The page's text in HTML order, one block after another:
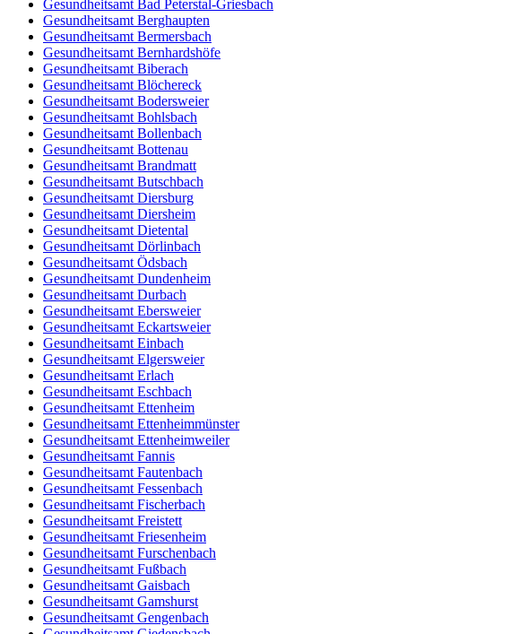
Gesundheitsamt Bad Peterstal-Griesbach
Gesundheitsamt Berghaupten
Gesundheitsamt Bermersbach
Gesundheitsamt Bernhardshöfe
Gesundheitsamt Biberach
Gesundheitsamt Blöchereck
Gesundheitsamt Bodersweier
Gesundheitsamt Bohlsbach
Gesundheitsamt Bollenbach
Gesundheitsamt Bottenau
Gesundheitsamt Brandmatt
Gesundheitsamt Butschbach
Gesundheitsamt Diersburg
Gesundheitsamt Diersheim
Gesundheitsamt Dietental
Gesundheitsamt Dörlinbach
Gesundheitsamt Ödsbach
Gesundheitsamt Dundenheim
Gesundheitsamt Durbach
Gesundheitsamt Ebersweier
Gesundheitsamt Eckartsweier
Gesundheitsamt Einbach
Gesundheitsamt Elgersweier
Gesundheitsamt Erlach
Gesundheitsamt Eschbach
Gesundheitsamt Ettenheim
Gesundheitsamt Ettenheimmünster
Gesundheitsamt Ettenheimweiler
Gesundheitsamt Fannis
Gesundheitsamt Fautenbach
Gesundheitsamt Fessenbach
Gesundheitsamt Fischerbach
Gesundheitsamt Freistett
Gesundheitsamt Friesenheim
Gesundheitsamt Furschenbach
Gesundheitsamt Fußbach
Gesundheitsamt Gaisbach
Gesundheitsamt Gamshurst
Gesundheitsamt Gengenbach